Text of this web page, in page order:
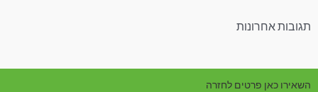
תגובות אחרונות
השאירו כאן פרטים לחזרה